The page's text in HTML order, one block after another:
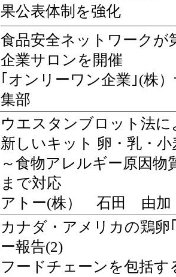
果公表体制を強化
食品安全ネットワークが
企業サロンを開催
｢オンリーワン企業｣(
集部
ウエスタンブロット法
新しいキット 卵・乳・
～食物アレルギー原因物
まで対応
アトー(株） 石田 由加
カナダ・アメリカの鶏卵
ー報告(2)
フードチェーンを包括す